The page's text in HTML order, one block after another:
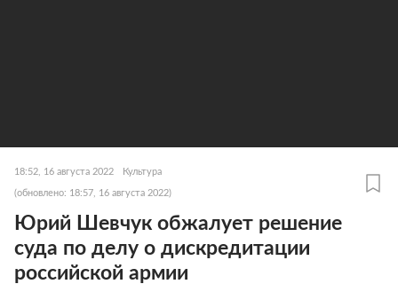
18:52, 16 августа 2022 Культура
(обновлено: 18:57, 16 августа 2022)
Юрий Шевчук обжалует решение
суда по делу о дискредитации
российской армии